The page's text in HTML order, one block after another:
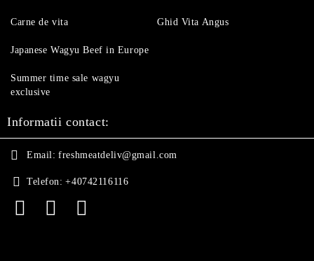
Carne de vita Ghid Vita Angus
Japanese Wagyu Beef in Europe
Summer time sale wagyu
exclusive
Informatii contact:
Email: freshmeatdeliv@gmail.com
Telefon: +40742116116